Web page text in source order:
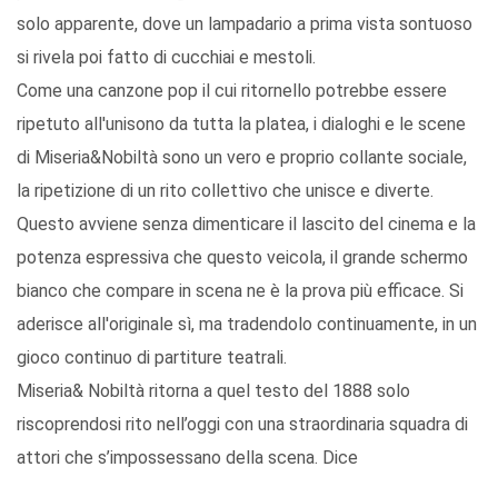
solo apparente, dove un lampadario a prima vista sontuoso
si rivela poi fatto di cucchiai e mestoli.
Come una canzone pop il cui ritornello potrebbe essere
ripetuto all'unisono da tutta la platea, i dialoghi e le scene
di Miseria&Nobiltà sono un vero e proprio collante sociale,
la ripetizione di un rito collettivo che unisce e diverte.
Questo avviene senza dimenticare il lascito del cinema e la
potenza espressiva che questo veicola, il grande schermo
bianco che compare in scena ne è la prova più efficace. Si
aderisce all'originale sì, ma tradendolo continuamente, in un
gioco continuo di partiture teatrali.
Miseria& Nobiltà ritorna a quel testo del 1888 solo
riscoprendosi rito nell’oggi con una straordinaria squadra di
attori che s’impossessano della scena. Dice